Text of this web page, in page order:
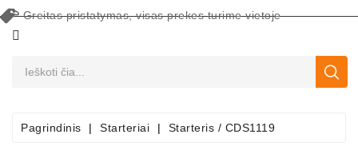
Greitas pristatymas, visas prekes turime vietoje
CATEGORY
Pagrindinis Starteriai Starteris / CDS1119